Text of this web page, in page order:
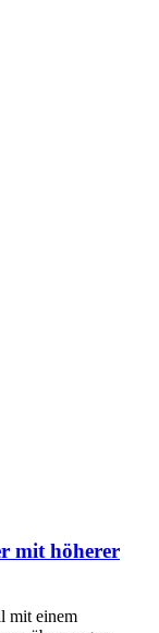
mit höherer
mit einem